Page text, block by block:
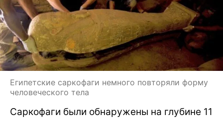
Египетские саркофаги немного повторяли форму
человеческого тела
Саркофаги были обнаружены на глубине 11